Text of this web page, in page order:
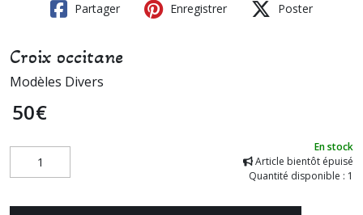
Partager Enregistrer Poster
Croix occitane
Modèles Divers
50€
En stock
Article bientôt épuisé
Quantité disponible : 1